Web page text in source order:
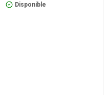
Disponible